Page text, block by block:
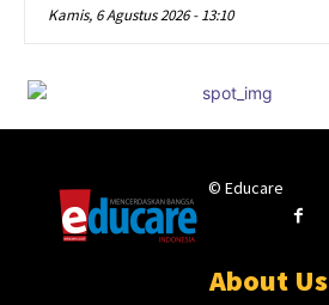
Kamis, 6 Agustus 2026 - 13:10
© Educare
About Us